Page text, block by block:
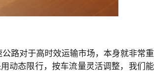
路对于高时效运输市场，本身就非常重
动态限行，按车流量灵活调整，我们能